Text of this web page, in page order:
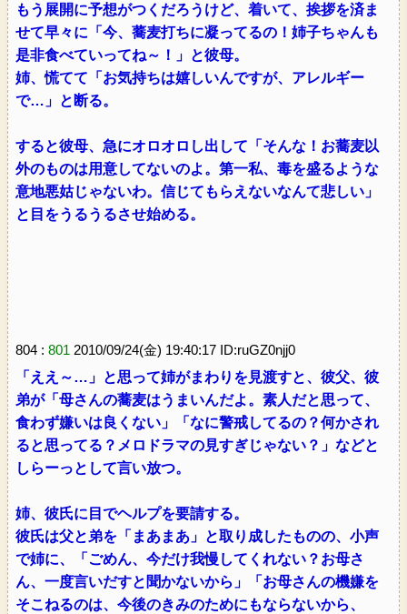
もう展開に予想がつくだろうけど、着いて、挨拶を済ま
せて早々に「今、蕎麦打ちに凝ってるの！姉子ちゃんも
是非食べていってね～！」と彼母。
姉、慌てて「お気持ちは嬉しいんですが、アレルギー
で…」と断る。
すると彼母、急にオロオロし出して「そんな！お蕎麦以
外のものは用意してないのよ。第一私、毒を盛るような
意地悪姑じゃないわ。信じてもらえないなんて悲しい」
と目をうるうるさせ始める。
804 : 801 2010/09/24(金) 19:40:17 ID:ruGZ0njj0
「ええ～…」と思って姉がまわりを見渡すと、彼父、彼
弟が「母さんの蕎麦はうまいんだよ。素人だと思って、
食わず嫌いは良くない」「なに警戒してるの？何かされ
ると思ってる？メロドラマの見すぎじゃない？」などと
しらーっとして言い放つ。
姉、彼氏に目でヘルプを要請する。
彼氏は父と弟を「まあまあ」と取り成したものの、小声
で姉に、「ごめん、今だけ我慢してくれない？お母さ
ん、一度言いだすと聞かないから」「お母さんの機嫌を
そこねるのは、今後のきみのためにもならないから、